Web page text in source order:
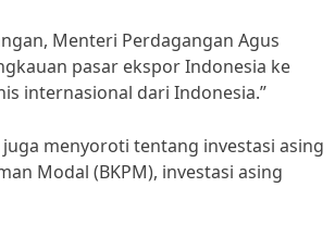
Menteri Perdagangan Agus
pasar ekspor Indonesia ke
internasional dari Indonesia.”
menyoroti tentang investasi asing
Modal (BKPM), investasi asing